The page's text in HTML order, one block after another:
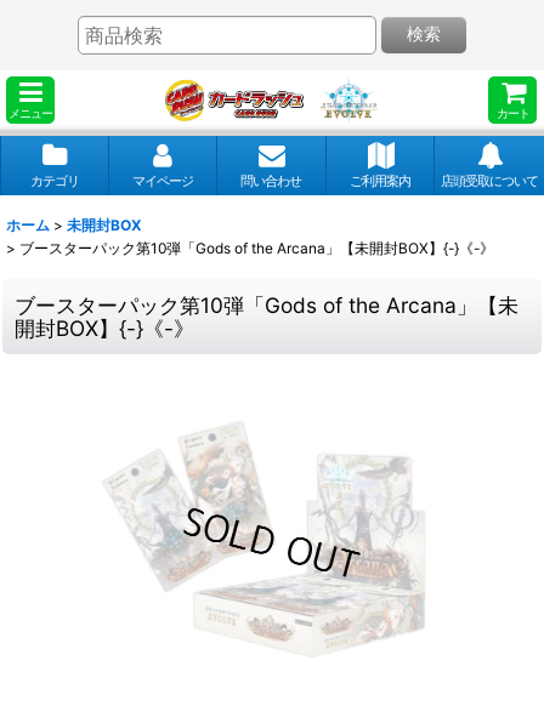
メニュー カート
検索
カテゴリ マイページ 問い合わせ ご利用案内 店頭受取について
ホーム > 未開封BOX
> ブースターパック第10弾「Gods of the Arcana」【未開封BOX】{-}《-》
ブースターパック第10弾「Gods of the Arcana」【未
開封BOX】{-}《-》